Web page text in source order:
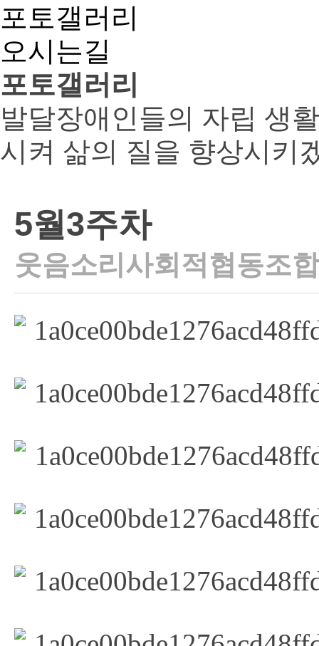
포토갤러리
오시는길
포토갤러리
발달장애인들의 자립 생
시켜 삶의 질을 향상시키
5월3주차
웃음소리사회적협동조합